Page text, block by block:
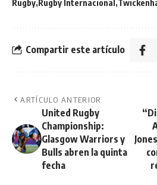
Rugby Rugby Internacional
Compartir este artículo
ARTÍCULO ANTERIOR
United Rugby
Championship:
Glasgow Warriors y
Bulls abren la quinta
fecha